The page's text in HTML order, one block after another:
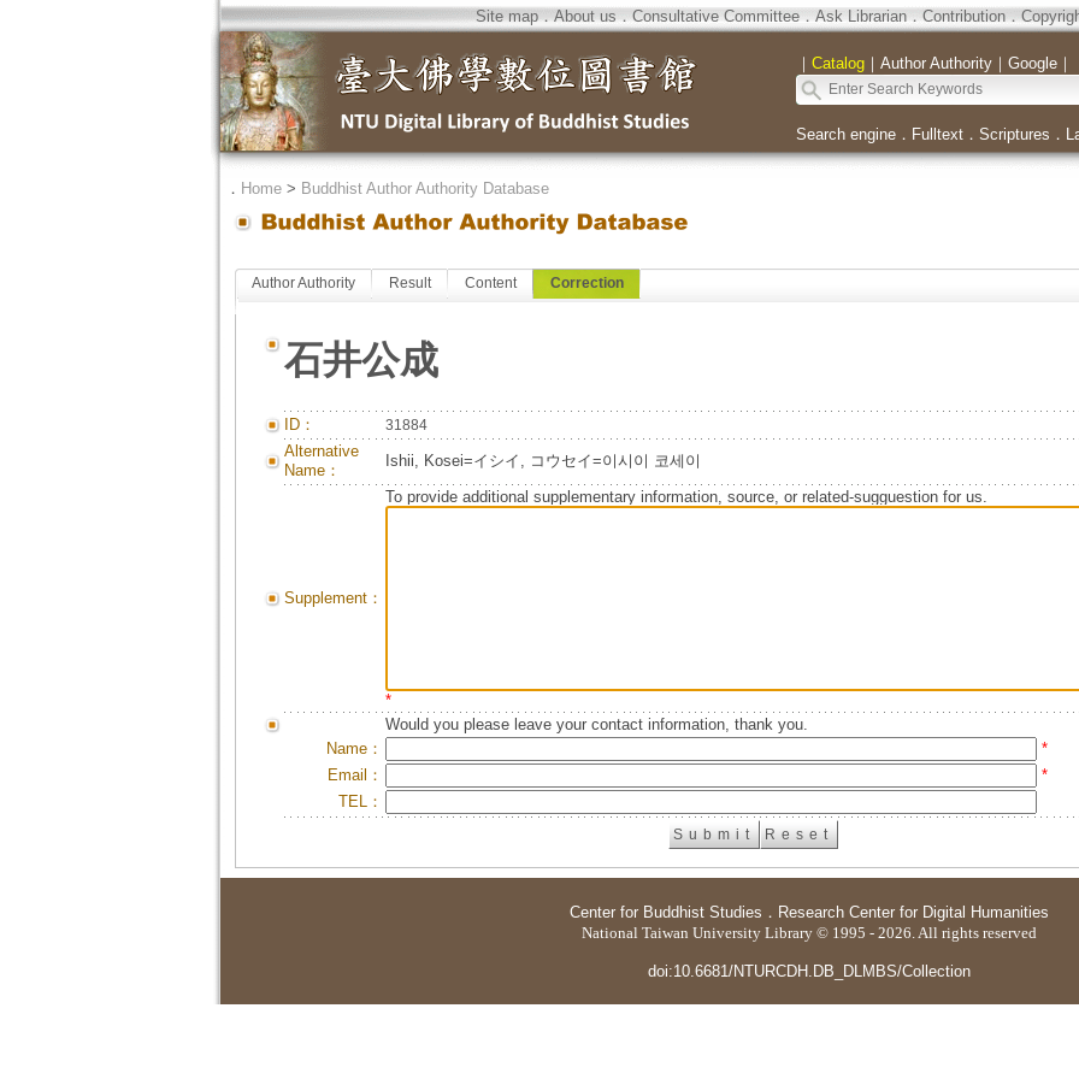
Site map．About us．Consultative Committee．Ask Librarian．Contribution．
｜ Catalog｜ Author Authority｜ Google｜
Search engine． Fulltext． Scriptures ．
． Home> Buddhist Author Authority Database
Author Authority Result Content Correction
石井公成
ID： 31884
Alternative
Name：
Ishii, Kosei=イシイ, コウセイ=이시이 코세이
Supplement：
To provide additional supplementary information, source, or related-sugguestion for us.
*
Would you please leave your contact information, thank you.
Name：
*
Email：
*
TEL：
Center for Buddhist Studies ． Research Center for Digital Humanities
National Taiwan University Library © 1995 - 2026. All rights reserved
doi:10.6681/NTURCDH.DB_DLMBS/Collection